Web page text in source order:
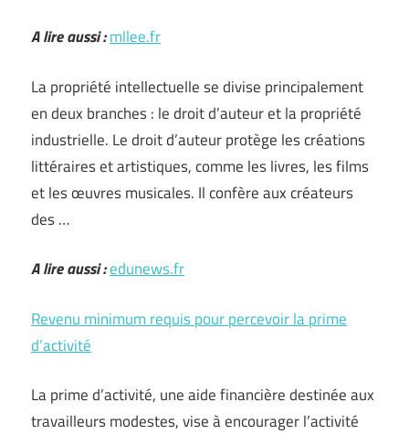
A lire aussi :mllee.fr
La propriété intellectuelle se divise principalement
en deux branches : le droit d’auteur et la propriété
industrielle. Le droit d’auteur protège les créations
littéraires et artistiques, comme les livres, les films
et les œuvres musicales. Il confère aux créateurs
des …
A lire aussi :edunews.fr
Revenu minimum requis pour percevoir la prime
d’activité
La prime d’activité, une aide financière destinée aux
travailleurs modestes, vise à encourager l’activité